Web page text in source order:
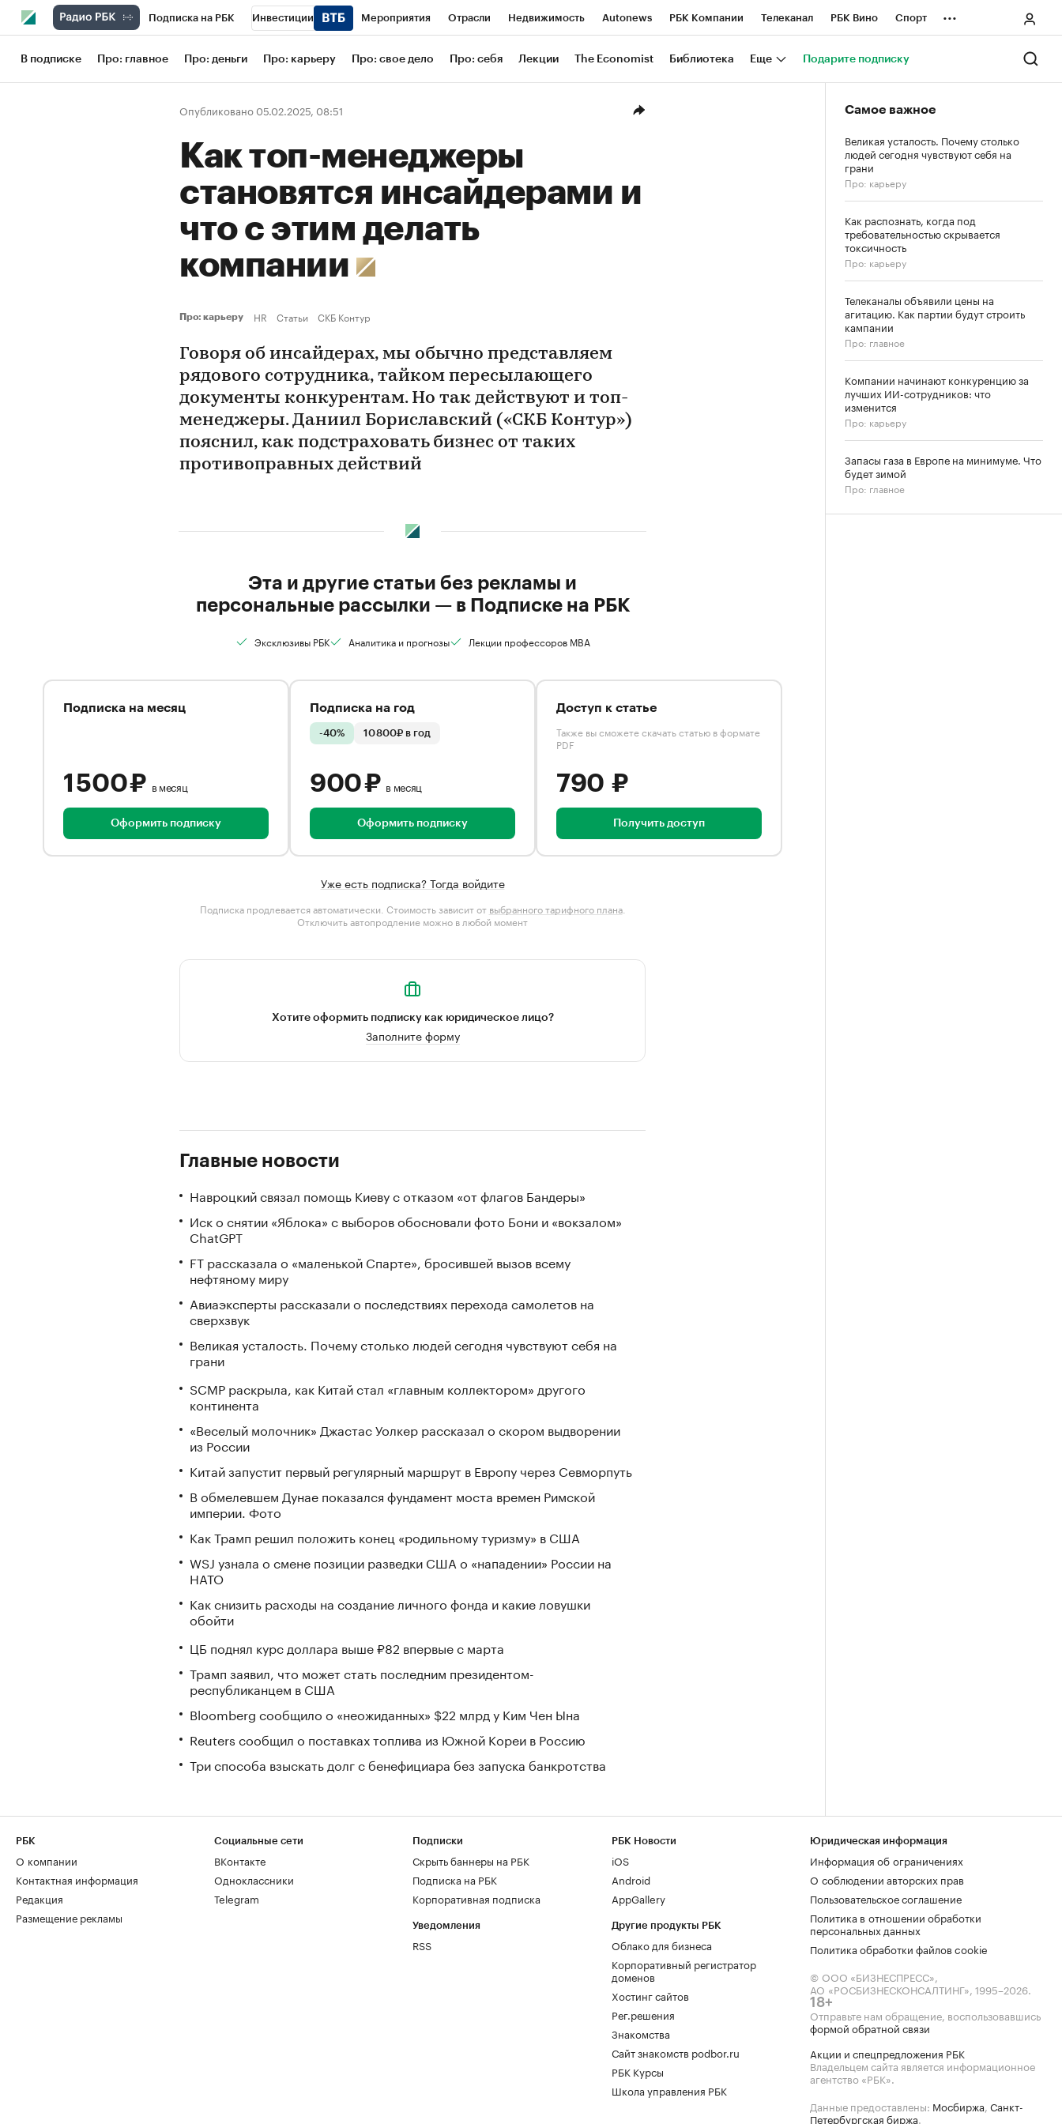
Подписка на РБК Инвестиции Мероприятия Отрасли Недвижимость Autonews РБК Компании Телеканал РБК Вино Спорт
Школа управления РБК РБК Образование РБК Life Тренды Визионеры Национальные проекты Город
Рынок наличной валюты
...
В подписке Про: главное Про: деньги Про: карьеру Про: свое дело Про: себя Лекции The Economist Библиотека Еще Подарите подписку
Опубликовано 05.02.2025, 08:51
Как топ-менеджеры
становятся инсайдерами и
что с этим делать
компании
Про: карьеру HR Статьи СКБ Контур
Говоря об инсайдерах, мы обычно представляем
рядового сотрудника, тайком пересылающего
документы конкурентам. Но так действуют и топ-
менеджеры. Даниил Бориславский («СКБ Контур»)
пояснил, как подстраховать бизнес от таких
противоправных действий
Эта и другие статьи без рекламы и
персональные рассылки — в Подписке на РБК
Эксклюзивы РБК Аналитика и прогнозы Лекции профессоров MBA
Подписка на месяц
1 500 ₽ в месяц
Оформить подписку
Подписка на год
-40% 10 800₽ в год
900 ₽ в месяц
Оформить подписку
Доступ к статье
Также вы сможете скачать статью в формате
PDF
790 ₽
Получить доступ
Уже есть подписка? Тогда войдите
Подписка продлевается автоматически. Стоимость зависит от выбранного тарифного плана.
Отключить автопродление можно в любой момент
Хотите оформить подписку как юридическое лицо?
Заполните форму
Главные новости
Навроцкий связал помощь Киеву с отказом «от флагов Бандеры»
Иск о снятии «Яблока» с выборов обосновали фото Бони и «вокзалом»
ChatGPT
FT рассказала о «маленькой Спарте», бросившей вызов всему
нефтяному миру
Авиаэксперты рассказали о последствиях перехода самолетов на
сверхзвук
Великая усталость. Почему столько людей сегодня чувствуют себя на
грани
SCMP раскрыла, как Китай стал «главным коллектором» другого
континента
«Веселый молочник» Джастас Уолкер рассказал о скором выдворении
из России
Китай запустит первый регулярный маршрут в Европу через Севморпуть
В обмелевшем Дунае показался фундамент моста времен Римской
империи. Фото
Как Трамп решил положить конец «родильному туризму» в США
WSJ узнала о смене позиции разведки США о «нападении» России на
НАТО
Как снизить расходы на создание личного фонда и какие ловушки
обойти
ЦБ поднял курс доллара выше ₽82 впервые с марта
Трамп заявил, что может стать последним президентом-
республиканцем в США
Bloomberg сообщило о «неожиданных» $22 млрд у Ким Чен Ына
Reuters сообщил о поставках топлива из Южной Кореи в Россию
Три способа взыскать долг с бенефициара без запуска банкротства
Самое важное
Великая усталость. Почему столько
людей сегодня чувствуют себя на
грани
Про: карьеру
Как распознать, когда под
требовательностью скрывается
токсичность
Про: карьеру
Телеканалы объявили цены на
агитацию. Как партии будут строить
кампании
Про: главное
Компании начинают конкуренцию за
лучших ИИ-сотрудников: что
изменится
Про: карьеру
Запасы газа в Европе на минимуме. Что
будет зимой
Про: главное
РБК
О компании
Контактная информация
Редакция
Размещение рекламы
Социальные сети
ВКонтакте
Одноклассники
Telegram
Подписки
Скрыть баннеры на РБК
Подписка на РБК
Корпоративная подписка
Уведомления
RSS
РБК Новости
iOS
Android
AppGallery
Другие продукты РБК
Облако для бизнеса
Корпоративный регистратор
доменов
Хостинг сайтов
Рег.решения
Знакомства
Сайт знакомств podbor.ru
РБК Курсы
Школа управления РБК
Юридическая информация
Информация об ограничениях
О соблюдении авторских прав
Пользовательское соглашение
Политика в отношении обработки
персональных данных
Политика обработки файлов cookie
© ООО «БИЗНЕСПРЕСС»,
АО «РОСБИЗНЕСКОНСАЛТИНГ», 1995–2026.
18+
Отправьте нам обращение, воспользовавшись
формой обратной связи
Акции и спецпредложения РБК
Владельцем сайта является информационное
агентство «РБК».
Данные предоставлены: Мосбиржа, Санкт-
Петербургская биржа.